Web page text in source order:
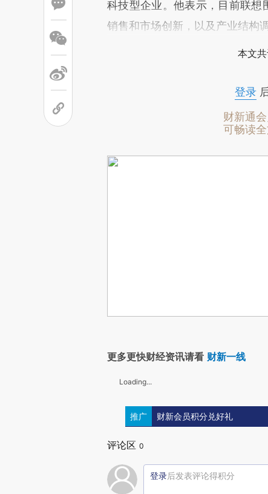
科技型企业。他表示，目前联想
销售和市场创新，以及产业结构调
本文
登录
财新通
可畅读
更多更快财经资讯请看 财新一线
Loading...
推广 财新会员积分兑好礼
评论区 0
登录后发表评论得积分